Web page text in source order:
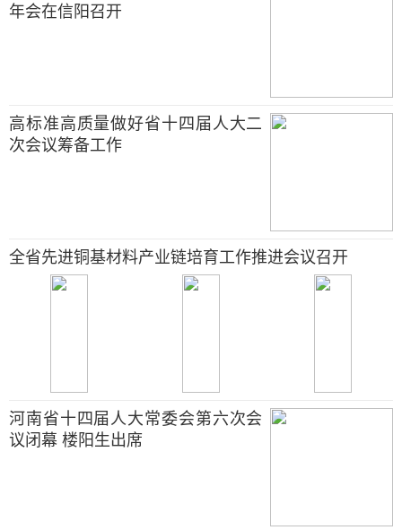
年会在信阳召开
高标准高质量做好省十四届人大二
次会议筹备工作
全省先进铜基材料产业链培育工作推进会议召开
河南省十四届人大常委会第六次会
议闭幕 楼阳生出席